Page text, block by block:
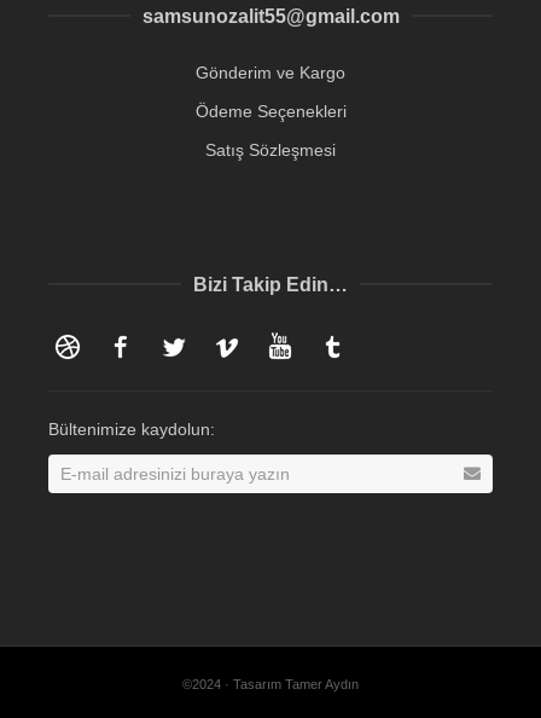
samsunozalit55@gmail.com
Gönderim ve Kargo
Ödeme Seçenekleri
Satış Sözleşmesi
Bizi Takip Edin…
Dribbble FacebookTwitter Vimeo YouTube
Bültenimize kaydolun:
©2024 · Tasarım Tamer Aydın